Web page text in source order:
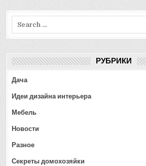
РУБРИКИ
Дача
Идеи дизайна интерьера
Мебель
Новости
Разное
Секреты домохозяйки